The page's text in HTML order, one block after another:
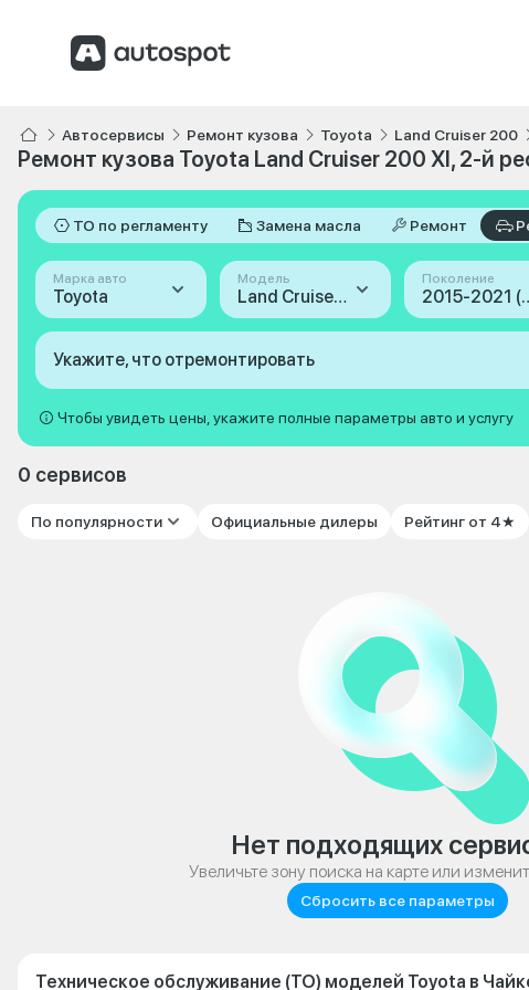
Автосервисы Ремонт кузова Toyota Land Cruiser 200
Ремонт кузова Toyota Land Cruiser 200 XI, 2-й
ТО по регламенту Замена масла Ремонт
Марка авто
Toyota
Модель
Land Cruiser 200
Поколение
2015-2021
Укажите, что отремонтировать
Чтобы увидеть цены, укажите полные параметры авто и услугу
0 сервисов
По популярности Официальные дилеры Рейтинг от 4★
Нет подходящих
Увеличьте зону поиска на карте или
Сбросить все параметры
Техническое обслуживание (ТО) моделей Toyota в